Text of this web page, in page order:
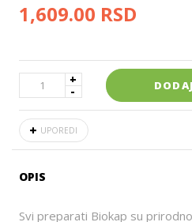
1,609.00 RSD
UPOREDI
OPIS
Svi preparati Biokap su